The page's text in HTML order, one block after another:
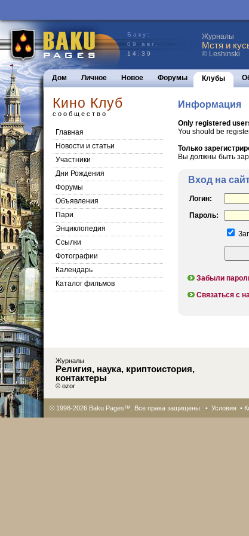
Баку:
09 авг.
14:39
Журналы
Мстя и
© Leshinski
Дом Личное Новое Форумы Клубы
Кино Клуб
сообщество
Главная
Новости и статьи
Участники
Дни Рождения
Форумы
Объявления
Пари
Энциклопедия
Cсылки
Фотографии
Календарь
Каталог фильмов
Информация
Only registered
You should be
Только
Вы должны быть
Вход на
Логин:
Пароль:
Забыли
Связаться с
Журналы
Религия, наука, криптоистория,
контактеры
© ozor
© 1998-2026 Baku Pages™. Все права защищены • Условия •